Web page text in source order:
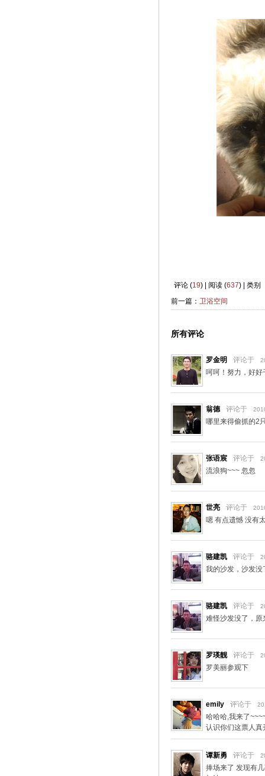
评论 (19) | 阅读 (637) | 类别
前一篇： 卫浴空间
所有评论
罗金明 评论于
呵呵！努力，好好
翁德 评论于
哪里来得偷抓的2
张语宸 评论于
流浪狗~~~ 忽忽
世亮 评论于
嗯 有点遗憾 没有
骆建凯 评论于
我的沙发，沙发
骆建凯 评论于
难怪沙发没了，
罗瑛靓 评论于
罗美丽参观下
emily 评论于
哈哈哈,我来了
认识你们这票人真
谭新勇 评论于
捧场来了 发现有